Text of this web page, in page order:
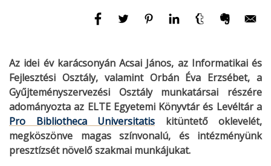
Az idei év karácsonyán Acsai János, az Informatikai és
Fejlesztési Osztály, valamint Orbán Éva Erzsébet, a
Gyűjteményszervezési Osztály munkatársai részére
adományozta az ELTE Egyetemi Könyvtár és Levéltár a
Pro Bibliotheca Universitatis kitüntető oklevelét,
megköszönve magas színvonalú, és intézményünk
presztízsét növelő szakmai munkájukat.